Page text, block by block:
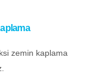
zemin kaplama